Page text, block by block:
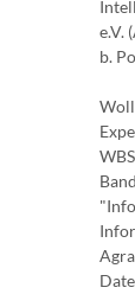
e.V.
b.